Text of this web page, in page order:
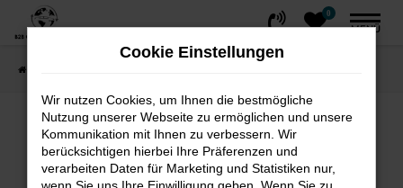
Zum
springen
0
MENÜ
Fehler: Network Error
Beim Laden ist ein Fehler aufgetreten.
Cookie Einstellungen
Wir nutzen Cookies, um Ihnen die bestmögliche
Nutzung unserer Webseite zu ermöglichen und unsere
Kommunikation mit Ihnen zu verbessern. Wir
berücksichtigen hierbei Ihre Präferenzen und
verarbeiten Daten für Marketing und Statistiken nur,